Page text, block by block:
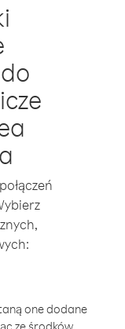
one dodane